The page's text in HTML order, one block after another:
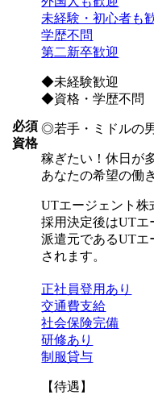
必須
資格
未経験・初心者も
学歴不問
第二新卒歓迎
◆未経験歓迎
◆資格・学歴不問
◎若手・ミドルの
稼ぎたい！休日が
あなたの希望の働
UTエージェント株
採用決定後はUTエ
派遣元であるUTエ
されます。
正社員登用あり
交通費支給
社会保険完備
研修あり
制服貸与
【待遇】